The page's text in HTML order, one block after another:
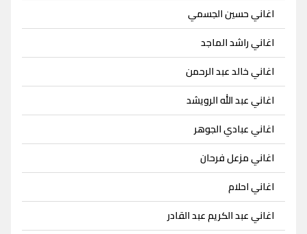
اغاني حسين الجسمي
اغاني راشد الماجد
اغاني خالد عبد الرحمن
اغاني عبد الله الرويشد
اغاني عبادي الجوهر
اغاني مزعل فرحان
اغاني احلام
اغاني عبد الكريم عبد القادر